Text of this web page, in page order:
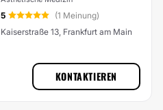
5
(1 Meinung)
Kaiserstraße 13, Frankfurt am Main
KONTAKTIEREN